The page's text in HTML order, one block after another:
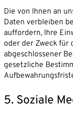
Die von Ihnen an
Daten verbleiben
auffordern, Ihre
oder der Zweck für
abgeschlossener
gesetzliche
5. Soziale